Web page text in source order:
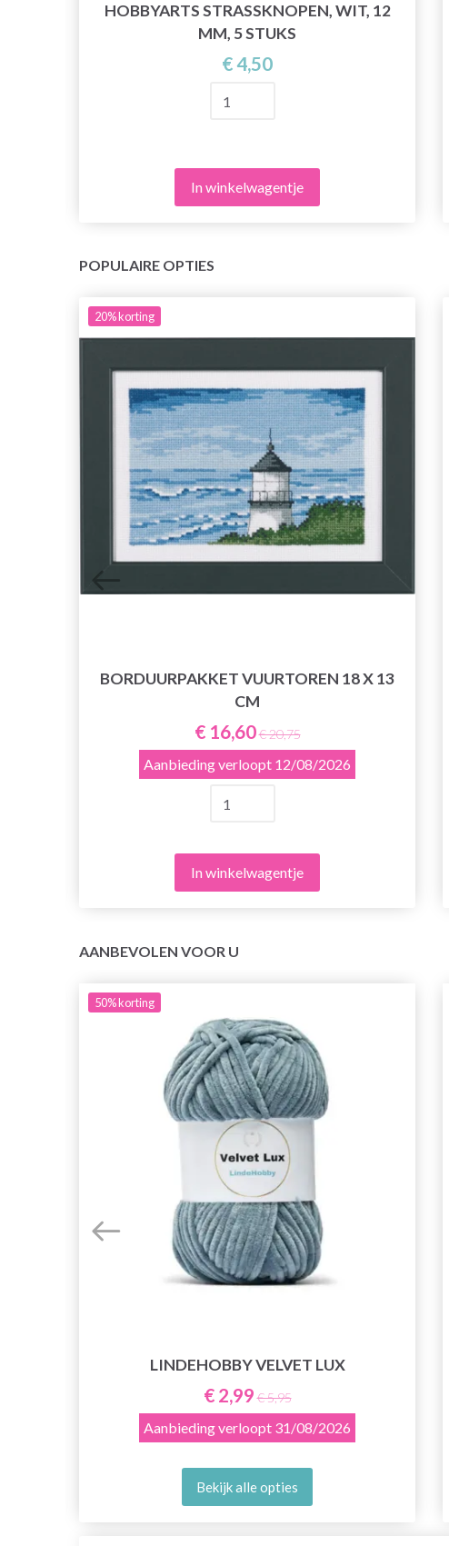
HOBBYARTS STRASSKNOPEN, WIT, 12
MM, 5 STUKS
€ 4,50
In winkelwagentje
POPULAIRE OPTIES
20%korting
BORDUURPAKKET VUURTOREN 18 X 13
CM
€ 16,60€ 20,75
Aanbieding verloopt 12/08/2026
In winkelwagentje
AANBEVOLEN VOOR U
50%korting
LINDEHOBBY VELVET LUX
€ 2,99 € 5,95
Aanbieding verloopt 31/08/2026
Bekijk alle opties